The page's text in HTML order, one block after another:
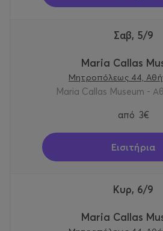
Σαβ, 5/9
Maria Callas
Μητροπόλεως 44,
Maria Callas Museum -
από 3€
Εισιτήρια
Κυρ, 6/9
Maria Callas